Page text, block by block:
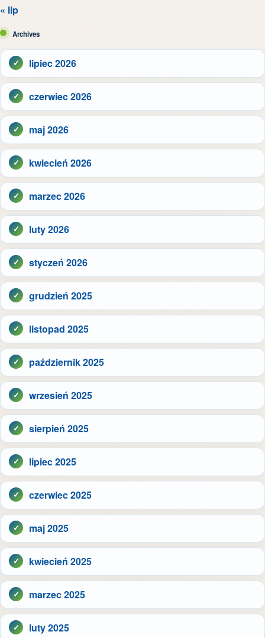
« lip
Archives
lipiec 2026
czerwiec 2026
maj 2026
kwiecień 2026
marzec 2026
luty 2026
styczeń 2026
grudzień 2025
listopad 2025
październik 2025
wrzesień 2025
sierpień 2025
lipiec 2025
czerwiec 2025
maj 2025
kwiecień 2025
marzec 2025
luty 2025